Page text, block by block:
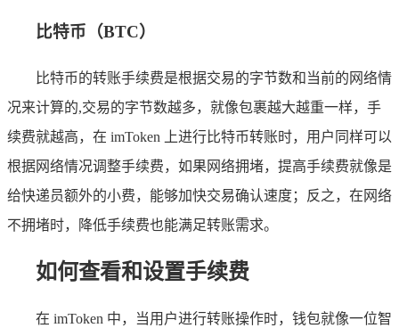
比特币（BTC）
比特币的转账手续费是根据交易的字节数和当前的网络情
况来计算的,交易的字节数越多，就像包裹越大越重一样，手
续费就越高，在 imToken 上进行比特币转账时，用户同样可以
根据网络情况调整手续费，如果网络拥堵，提高手续费就像是
给快递员额外的小费，能够加快交易确认速度；反之，在网络
不拥堵时，降低手续费也能满足转账需求。
如何查看和设置手续费
在 imToken 中，当用户进行转账操作时，钱包就像一位智